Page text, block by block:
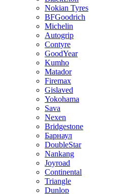
Nokian Tyres
BFGoodrich
Michelin
Autogrip
Contyre
GoodYear
Kumho
Matador
Firemax
Gislaved
Yokohama
Sava
Nexen
Bridgestone
Барнаул
DoubleStar
Nankang
Joyroad
Continental
Triangle
Dunlop